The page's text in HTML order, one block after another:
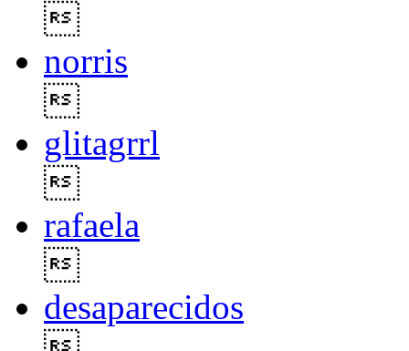
norris
glitagrrl
rafaela
desaparecidos